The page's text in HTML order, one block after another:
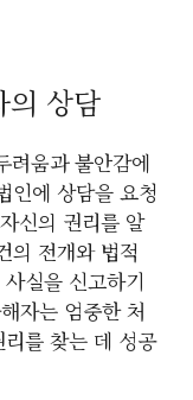
의 상담
려움과 불안감에
인에 상담을 요청
신의 권리를 알
의 전개와 법적
실을 신고하기
자는 엄중한 처
를 찾는 데 성공